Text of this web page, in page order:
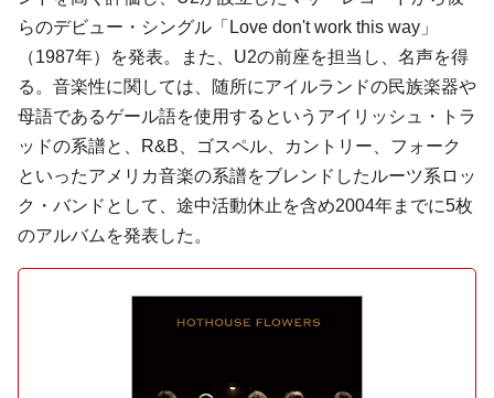
らのデビュー・シングル「Love don't work this way」
（1987年）を発表。また、U2の前座を担当し、名声を得
る。音楽性に関しては、随所にアイルランドの民族楽器や
母語であるゲール語を使用するというアイリッシュ・トラ
ッドの系譜と、R&B、ゴスペル、カントリー、フォーク
といったアメリカ音楽の系譜をブレンドしたルーツ系ロッ
ク・バンドとして、途中活動休止を含め2004年までに5枚
のアルバムを発表した。